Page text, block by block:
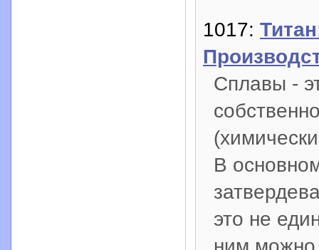
1017:
Сплавы -
В
это не